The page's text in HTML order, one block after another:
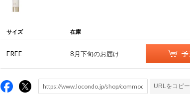
サイズ 在庫
FREE 8月下旬のお届け
URLをコピー